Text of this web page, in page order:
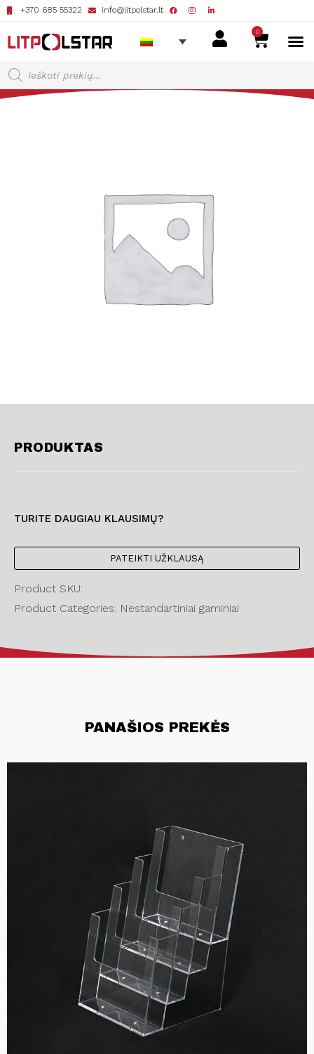
+370 685 55322 info@litpolstar.lt
0
PRODUKTAS
TURITE DAUGIAU KLAUSIMŲ?
PATEIKTI UŽKLAUSĄ
Product SKU:
Product Categories: Nestandartiniai gaminiai
PANAŠIOS PREKĖS